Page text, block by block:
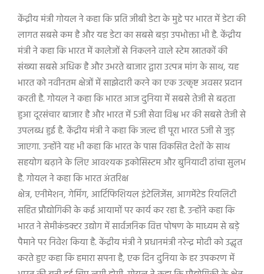
केंद्रीय मंत्री गोयल ने कहा कि प्रति जीबी डेटा के मुद्दे पर भारत में डेटा की
लागत सबसे कम है और यह डेटा का सबसे बड़ा उपभोक्ता भी है. केंद्रीय
मंत्री ने कहा कि भारत में कालेजों से निकलने वाले स्टेम स्नातकों की
संख्या सबसे अधिक है और उभरते बाजार द्वारा उत्पन्न मांग के साथ,यह
भारत को नवीनतम क्षेत्रों में साझेदारी करने का एक उत्कृष्ट अवसर प्रदान
करती है. गोयल ने कहा कि भारत आज दुनिया में सबसे तेजी से बढ़ता
हुआ दूरसंचार बाजार है और भारत में5जी सेवा विश्व भर की सबसे तेजी से
उपलब्ध हुई है. केंद्रीय मंत्री ने कहा कि जल्द ही पूरा भारत5जी से जुड़
जाएगा. उन्होंने यह भी कहा कि भारत के पास विकसित देशों के साथ
सहयोग बढ़ाने के लिए आवश्यक इकोसिस्टम और बुनियादी ढांचा सुलभ
है. गोयल ने कहा कि भारत अंतरिक्ष
क्षेत्र,एनीमेशन,गेमिंग,आर्टिफिशियल इंटेलिजेंस,आगमेंटेड रियलिटी
सहित प्रौद्योगिकी के कई आयामों पर कार्य कर रहा है. उन्होंने कहा कि
भारत ने सेमीकंडक्टर उद्योग में सार्वजनिक वित्त पोषण के माध्यम से बड़े
पैमाने पर निवेश किया है. केंद्रीय मंत्री ने प्रधानमंत्री नरेन्द्र मोदी को उद्धृत
करते हुए कहा कि हमारा सपना है,एक दिन दुनिया के हर उपकरण में